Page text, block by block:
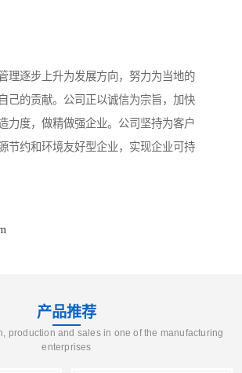
理逐步上升为发展方向，努力为当地的
己的贡献。公司正以诚信为宗旨，加快
力度，做精做强企业。公司坚持为客户
节约和环境友好型企业，实现企业可持
产品推荐
production and sales in one of the manufacturing
enterprises